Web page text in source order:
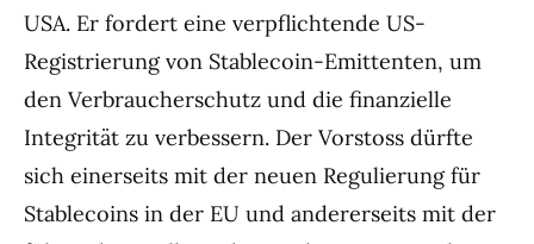
USA. Er fordert eine verpflichtende US-
Registrierung von Stablecoin-Emittenten, um
den Verbraucherschutz und die finanzielle
Integrität zu verbessern. Der Vorstoss dürfte
sich einerseits mit der neuen Regulierung für
Stablecoins in der EU und andererseits mit der